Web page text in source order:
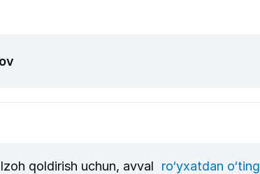
Izoh qoldirish uchun, avval ro‘yxatdan o‘ting